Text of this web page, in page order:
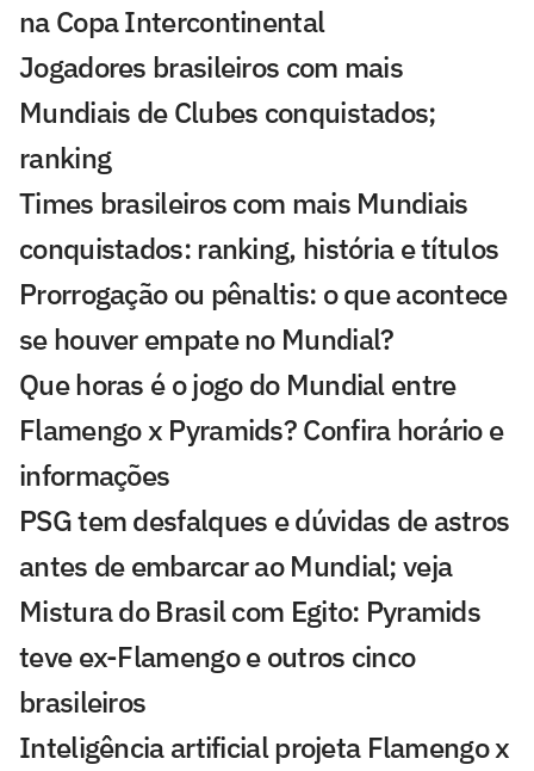
na Copa Intercontinental
Jogadores brasileiros com mais
Mundiais de Clubes conquistados;
ranking
Times brasileiros com mais Mundiais
conquistados: ranking, história e títulos
Prorrogação ou pênaltis: o que acontece
se houver empate no Mundial?
Que horas é o jogo do Mundial entre
Flamengo x Pyramids? Confira horário e
informações
PSG tem desfalques e dúvidas de astros
antes de embarcar ao Mundial; veja
Mistura do Brasil com Egito: Pyramids
teve ex-Flamengo e outros cinco
brasileiros
Inteligência artificial projeta Flamengo x